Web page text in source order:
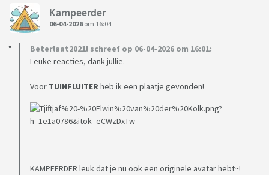
Kampeerder
06-04-2026om 16:04
Beterlaat2021! schreef op 06-04-2026 om 16:01:
Leuke reacties, dank jullie.
Voor TUINFLUITERheb ik een plaatje gevonden!
KAMPEERDER leuk dat je nu ook een originele avatar hebt~!